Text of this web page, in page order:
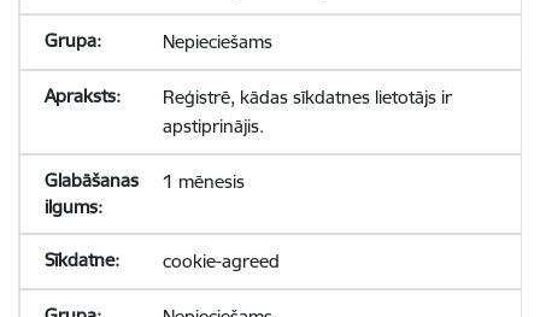
Nepieciešams
Reģistrē, kādas sīkdatnes lietotājs ir
apstiprinājis.
1 mēnesis
cookie-agreed